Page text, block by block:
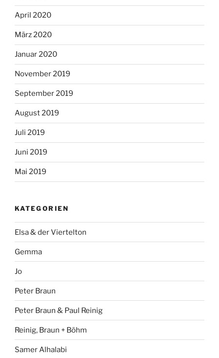
April 2020
März 2020
Januar 2020
November 2019
September 2019
August 2019
Juli 2019
Juni 2019
Mai 2019
KATEGORIEN
Elsa & der Viertelton
Gemma
Jo
Peter Braun
Peter Braun & Paul Reinig
Reinig, Braun + Böhm
Samer Alhalabi